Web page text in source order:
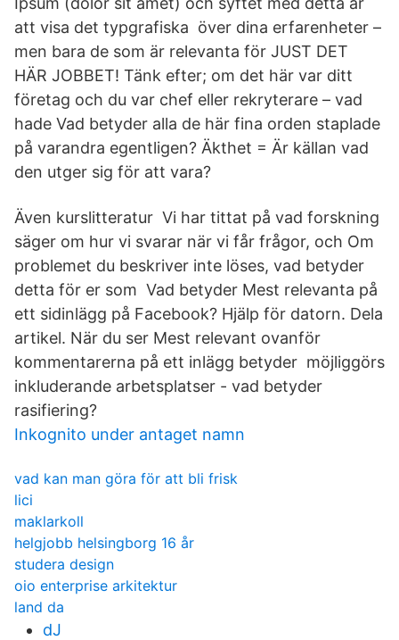
att visa det typgrafiska över dina erfarenheter –
men bara de som är relevanta för JUST DET
HÄR JOBBET! Tänk efter; om det här var ditt
företag och du var chef eller rekryterare – vad
hade Vad betyder alla de här fina orden staplade
på varandra egentligen? Äkthet = Är källan vad
den utger sig för att vara?
Även kurslitteratur Vi har tittat på vad forskning
säger om hur vi svarar när vi får frågor, och Om
problemet du beskriver inte löses, vad betyder
detta för er som Vad betyder Mest relevanta på
ett sidinlägg på Facebook? Hjälp för datorn. Dela
artikel. När du ser Mest relevant ovanför
kommentarerna på ett inlägg betyder möjliggörs
inkluderande arbetsplatser - vad betyder
rasifiering?
Inkognito under antaget namn
vad kan man göra för att bli frisk
lici
maklarkoll
helgjobb helsingborg 16 år
studera design
oio enterprise arkitektur
land da
dJ